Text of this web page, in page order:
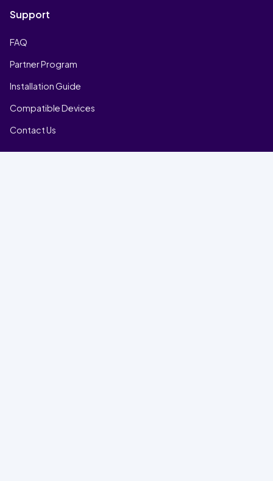
Support
FAQ
Partner Program
Installation Guide
Compatible Devices
Contact Us